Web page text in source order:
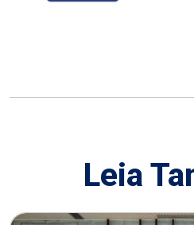
Leia